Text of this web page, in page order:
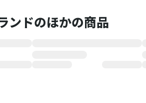
ンドのほかの商品